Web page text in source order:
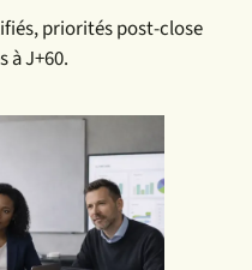
priorités post-close
à J+60.